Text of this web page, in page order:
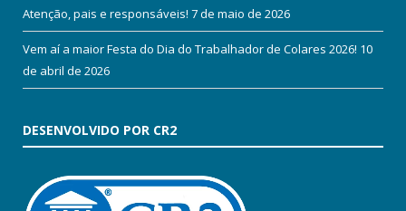
Atenção, pais e responsáveis! 7 de maio de 2026
Vem aí a maior Festa do Dia do Trabalhador de Colares 2026! 10
de abril de 2026
DESENVOLVIDO POR CR2